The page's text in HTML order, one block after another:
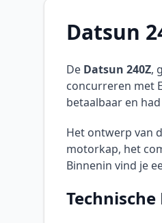
Datsun
De Datsun 240Z,
concurreren met
betaalbaar en
Het ontwerp van
motorkap, het
Binnenin vind je